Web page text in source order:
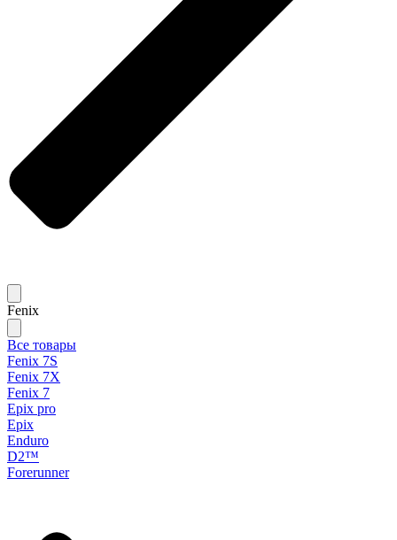
Fenix
Все товары
Fenix 7S
Fenix 7X
Fenix 7
Epix pro
Epix
Enduro
D2™
Forerunner